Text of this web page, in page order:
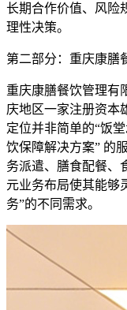
长期合作价值、风险
理性决策。
第二部分：重庆康膳
重庆康膳餐饮管理有
庆地区一家注册资本
定位并非简单的“饭
饮保障解决方案” 的
务派遣、膳食配餐、
元业务布局使其能够
务”的不同需求。